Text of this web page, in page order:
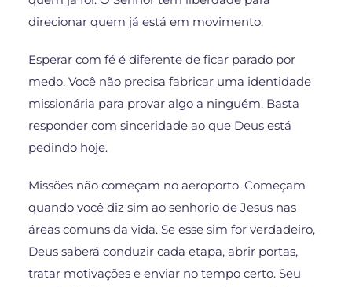
direcionar quem já está em movimento.
Esperar com fé é diferente de ficar parado por
medo. Você não precisa fabricar uma identidade
missionária para provar algo a ninguém. Basta
responder com sinceridade ao que Deus está
pedindo hoje.
Missões não começam no aeroporto. Começam
quando você diz sim ao senhorio de Jesus nas
áreas comuns da vida. Se esse sim for verdadeiro,
Deus saberá conduzir cada etapa, abrir portas,
tratar motivações e enviar no tempo certo. Seu